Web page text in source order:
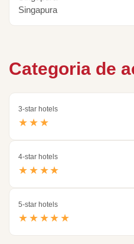
Singapura
Categoria de
3-star hotels
★★★
4-star hotels
★★★★
5-star hotels
★★★★★